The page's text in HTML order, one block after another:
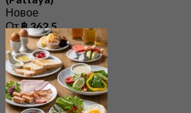
Новое
От฿ 362.5